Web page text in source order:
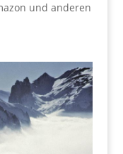
und anderen